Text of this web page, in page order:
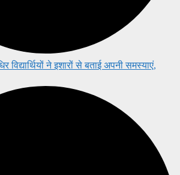
ने इशारों से बताई अपनी समस्याएं,